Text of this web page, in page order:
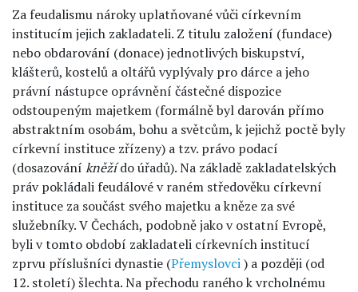
Za feudalismu nároky uplatňované vůči církevním
institucím jejich zakladateli. Z titulu založení (fundace)
nebo obdarování (donace) jednotlivých biskupství,
klášterů, kostelů a oltářů vyplývaly pro dárce a jeho
právní nástupce oprávnění částečné dispozice
odstoupeným majetkem (formálně byl darován přímo
abstraktním osobám, bohu a světcům, k jejichž poctě byly
církevní instituce zřízeny) a tzv. právo podací
(dosazování kněžído úřadů). Na základě zakladatelských
práv pokládali feudálové v raném středověku církevní
instituce za součást svého majetku a kněze za své
služebníky. V Čechách, podobně jako v ostatní Evropě,
byli v tomto období zakladateli církevních institucí
zprvu příslušníci dynastie (Přemyslovci) a později (od
12. století) šlechta. Na přechodu raného k vrcholnému